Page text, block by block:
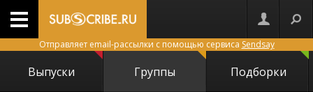
Отправляет email-рассылки с помощью сервиса Sendsay
Выпуски Группы Подборки